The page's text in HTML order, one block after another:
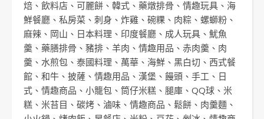
焙 、 飲料店 、 可麗餅 、 韓式 、 藥燉排骨 、 情趣玩具 、 海
鮮餐廳 、 私房菜 、 刺身 、 炸雞 、 碗粿 、 肉粽 、 螺螄粉 、
麻辣 、 岡山 、 日本料理 、 印度餐廳 、 成人玩具 、 魷魚
羹 、 藥膳排骨 、 豬排 、 羊肉 、 情趣用品 、 赤肉羹 、 肉
羹 、 水煎包 、 泰國料理 、 萬華 、 海鮮 、 黑白切 、 西式餐
館 、 和牛 、 披薩 、 情趣用品 、 漢堡 、 饅頭 、 手工 、 日
式 、 情趣商品 、 小籠包 、 筒仔米糕 、 腿庫 、 QQ球 、 米
糕 、 米苔目 、 碳烤 、 滷味 、 情趣商品 、 鬆餅 、 肉羹麵 、